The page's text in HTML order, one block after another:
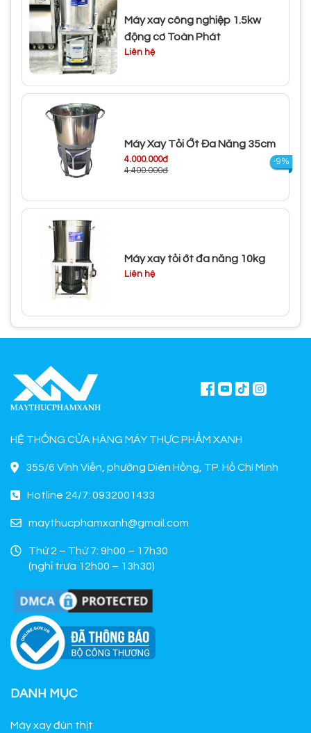
Máy xay công nghiệp 1.5kw
động cơ Toàn Phát
Liên hệ
Máy Xay Tỏi Ớt Đa Năng 35cm
4.000.000đ
4.400.000đ
-9%
Máy xay tỏi ớt đa năng 10kg
Liên hệ
HỆ THỐNG CỬA HÀNG MÁY THỰC PHẨM XANH
355/6 Vĩnh Viễn, phường Diên Hồng, TP. Hồ Chí Minh
Hotline 24/7: 0932001433
maythucphamxanh@gmail.com
Thứ 2 – Thứ 7: 9h00 – 17h30
(nghỉ trưa 12h00 – 13h30)
DANH MỤC
Máy xay đùn thịt